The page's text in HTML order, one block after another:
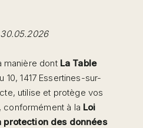
30.05.2026
manière dont La Table
10, 1417 Essertines-sur-
utilise et protège vos
conformément à la Loi
des données